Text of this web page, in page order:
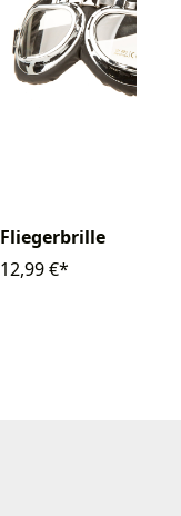
Fliegerbrille
12,99 €*